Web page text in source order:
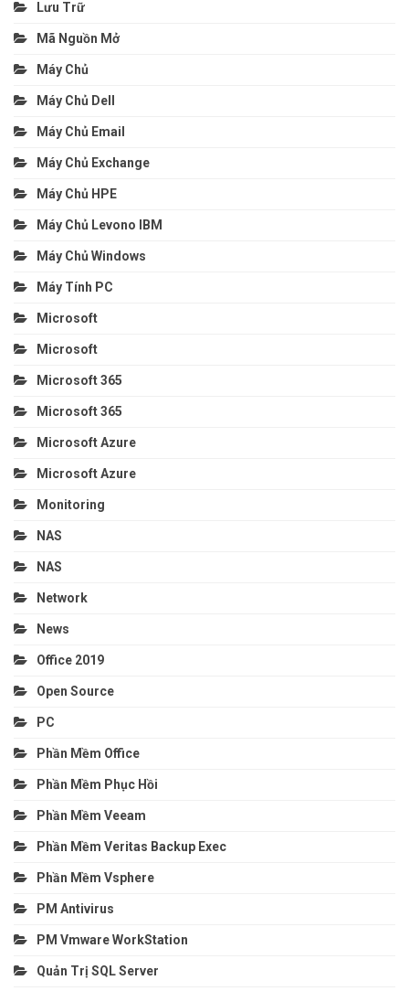
Lưu Trữ
Mã Nguồn Mở
Máy Chủ
Máy Chủ Dell
Máy Chủ Email
Máy Chủ Exchange
Máy Chủ HPE
Máy Chủ Levono IBM
Máy Chủ Windows
Máy Tính PC
Microsoft
Microsoft
Microsoft 365
Microsoft 365
Microsoft Azure
Microsoft Azure
Monitoring
NAS
NAS
Network
News
Office 2019
Open Source
PC
Phần Mềm Office
Phần Mềm Phục Hồi
Phần Mềm Veeam
Phần Mềm Veritas Backup Exec
Phần Mềm Vsphere
PM Antivirus
PM Vmware WorkStation
Quản Trị SQL Server